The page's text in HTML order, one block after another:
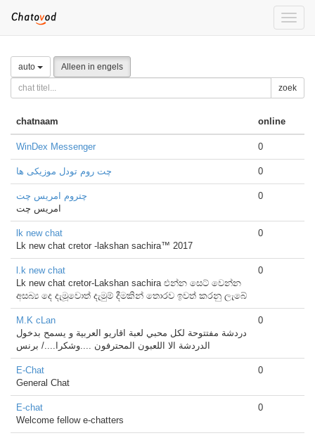
Toggle
auto Alleen in engels
zoek
chatnaam online
WinDex Messenger 0
چت روم تودل موزیکی ها 0
چتروم امریس چت
امریس چت
0
lk new chat
Lk new chat cretor -lakshan sachira™ 2017
0
l.k new chat
Lk new chat cretor-Lakshan sachira එන්න සෙට් වෙන්න
අසබ්‍ය දෙ දැමූවොත් දැමුම් දීමකින් තොරව ඉවත් කරනු ලැබේ
0
M.K cLan
دردشة مفتتوحة لكل محبي لعبة اقاريو العربية و يسمح بدخول
الدردشة الا اللعبون المحترفون ....وشكرا..../ برنس
0
E-Chat
General Chat
0
E-chat
Welcome fellow e-chatters
0